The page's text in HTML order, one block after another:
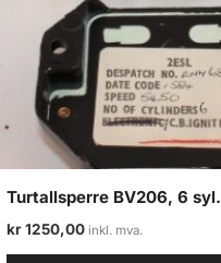
Turtallsperre BV206, 6 syl.
kr1250,00